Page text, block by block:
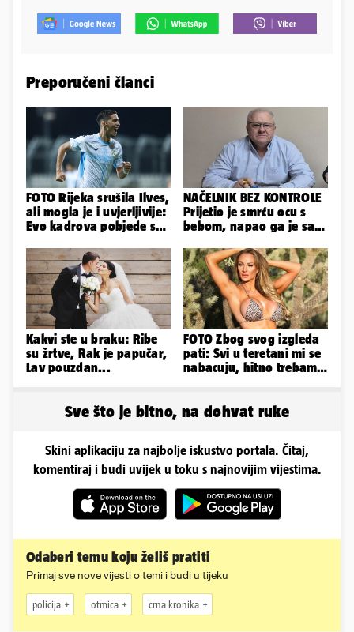
Preporučeni članci
FOTO Rijeka srušila Ilves,
ali mogla je i uvjerljivije:
Evo kadrova pobjede s
NAČELNIK BEZ KONTROLE
Prijetio je smrću ocu s
bebom, napao ga je sa
Kakvi ste u braku: Ribe
su žrtve, Rak je papučar,
Lav pouzdan...
FOTO Zbog svog izgleda
pati: Svi u teretani mi se
nabacuju, hitno trebam
Sve što je bitno, na dohvat ruke
Skini aplikaciju za najbolje iskustvo portala. Čitaj,
komentiraj i budi uvijek u toku s najnovijim vijestima.
Odaberi temu koju želiš pratiti
Primaj sve nove vijesti o temi i budi u tijeku
policija otmica crna kronika